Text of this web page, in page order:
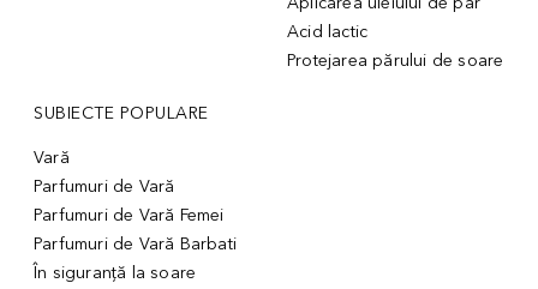
Acid lactic
Protejarea părului de soare
SUBIECTE POPULARE
Vară
Parfumuri de Vară
Parfumuri de Vară Femei
Parfumuri de Vară Barbati
În siguranță la soare